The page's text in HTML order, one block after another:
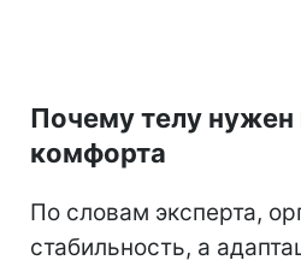
Почему телу
комфорта
По словам эксперта,
стабильность, а